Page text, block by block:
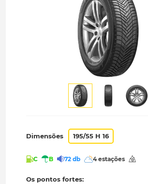
Dimensões 195/55 H 16
C B 72 db 4 estações
Os pontos fortes: